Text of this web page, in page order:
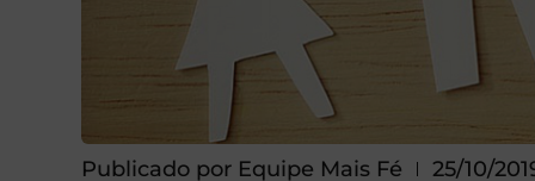
Publicado por Equipe Mais Fé 25/10/